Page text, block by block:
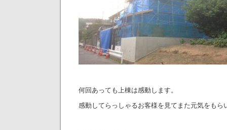
何回あっても上棟は感動します。
感動してらっしゃるお客様を見てまた元気をもら